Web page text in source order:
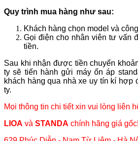
Quy trình mua hàng như sau:
Khách hàng chọn model và
Gọi điện cho nhân viên tư vấn
tiền.
Sau khi nhận được tiền chuyển
ty sẽ tiến hành gửi máy ổn áp
khách hàng qua nhà xe uy tín kí hợp
ty.
Mọi thông tin chi tiết xin vui lòng liên
LIOA và STANDA chính hãng giá gốc!